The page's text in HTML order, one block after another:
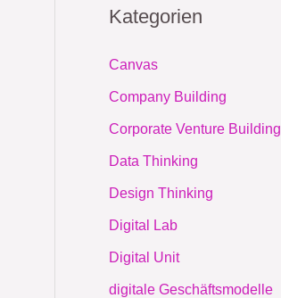
Kategorien
Canvas
Company Building
Corporate Venture Building
Data Thinking
Design Thinking
Digital Lab
Digital Unit
digitale Geschäftsmodelle